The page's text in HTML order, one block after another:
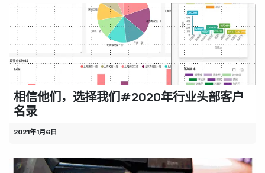
相信他们，选择我们#2020年行业头部客户
名录
2021年1月6日